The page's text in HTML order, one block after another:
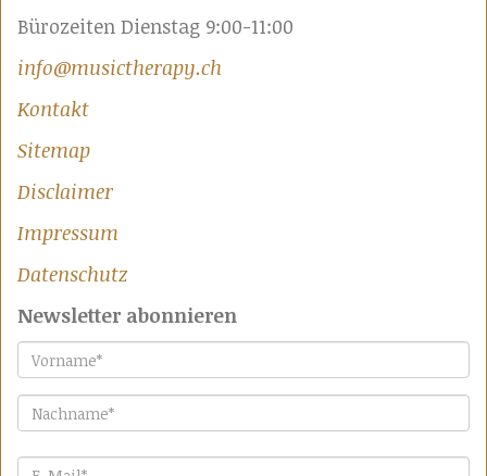
Bürozeiten Dienstag 9:00-11:00
info@musictherapy.ch
Kontakt
Sitemap
Disclaimer
Impressum
Datenschutz
Newsletter abonnieren
Vorname
Nachname
E-Mail*